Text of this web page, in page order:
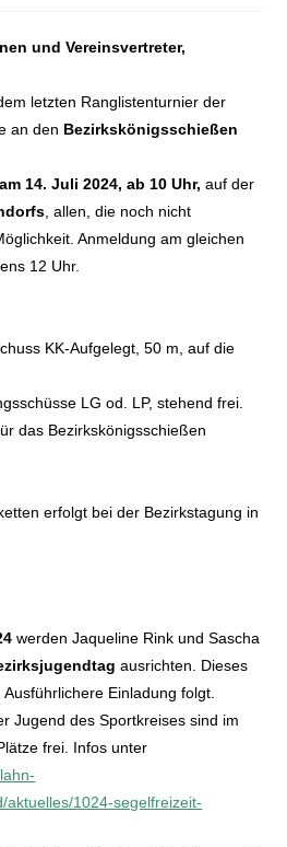
und Vereinsvertreter,
letzten Ranglistenturnier der
an den Bezirkskönigsschießen
am 14. Juli 2024, ab 10 Uhr, auf der
, allen, die noch nicht
Anmeldung am gleichen
12 Uhr.
KK-Aufgelegt, 50 m, auf die
LG od. LP, stehend frei.
das Bezirkskönigsschießen
erfolgt bei der Bezirkstagung in
werden Jaqueline Rink und Sascha
ausrichten. Dieses
Einladung folgt.
Jugend des Sportkreises sind im
frei. Infos unter
aktuelles/1024-segelfreizeit-